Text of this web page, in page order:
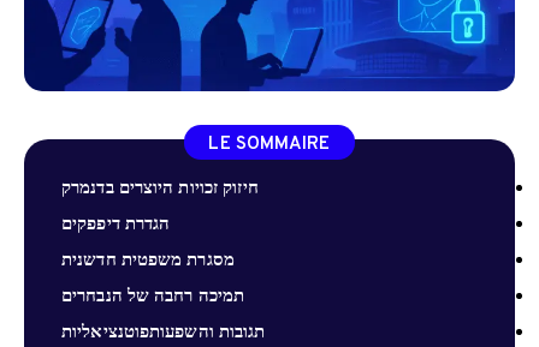
LE SOMMAIRE
חיזוק זכויות היוצרים בדנמרק
הגדרת דיפפקים
מסגרת משפטית חדשנית
תמיכה רחבה של הנבחרים
תגובות והשפעותפוטנציאליות